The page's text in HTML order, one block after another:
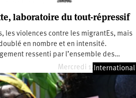
laboratoire du tout-répressif
les violences contre les migrantEs, mais
en nombre et en intensité.
ressenti par l’ensemble des…
Mercredi 14 février 2024
International